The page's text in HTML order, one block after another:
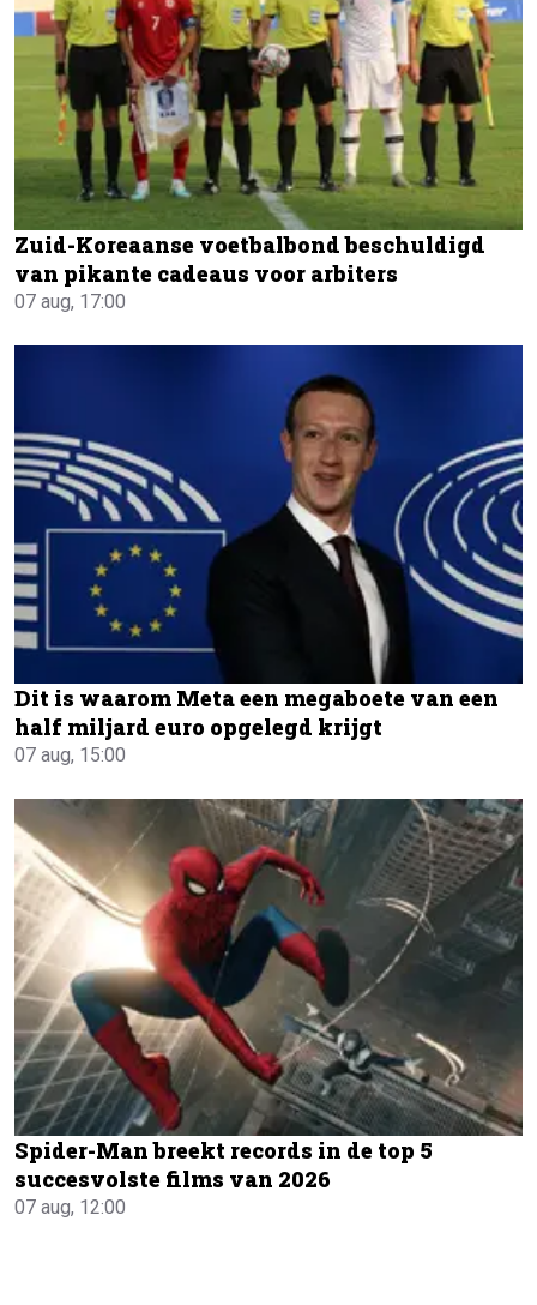
Zuid-Koreaanse voetbalbond beschuldigd
van pikante cadeaus voor arbiters
07 aug, 17:00
Dit is waarom Meta een megaboete van een
half miljard euro opgelegd krijgt
07 aug, 15:00
Spider-Man breekt records in de top 5
succesvolste films van 2026
07 aug, 12:00